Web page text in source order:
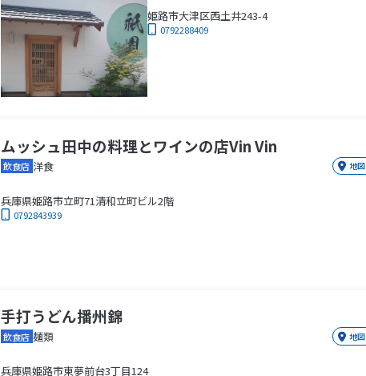
姫路市大津区西土井243-4
0792288409
ムッシュ田中の料理とワインの店Vin Vin
飲食店 洋食 地図
兵庫県姫路市立町71清和立町ビル2階
0792843939
手打うどん播州錦
飲食店 麺類 地図
兵庫県姫路市東夢前台3丁目124